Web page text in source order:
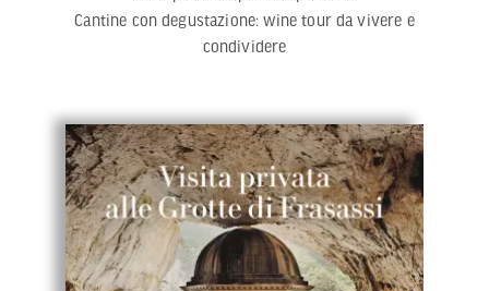
Cantine con degustazione: wine tour da vivere e
condividere